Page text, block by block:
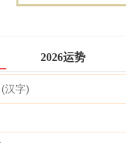
2026运势